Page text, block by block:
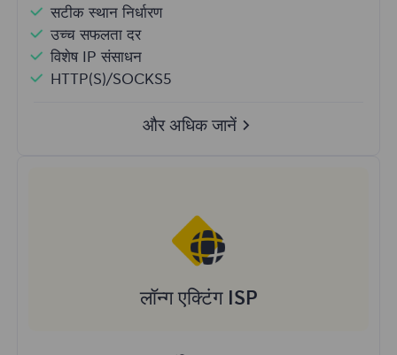
सटीक स्थान निर्धारण
उच्च सफलता दर
विशेष IP संसाधन
HTTP(S)/SOCKS5
और अधिक जानें
लॉन्ग एक्टिंग ISP